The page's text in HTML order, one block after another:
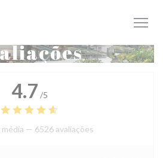
4.7 /5
média — 6526 avaliações